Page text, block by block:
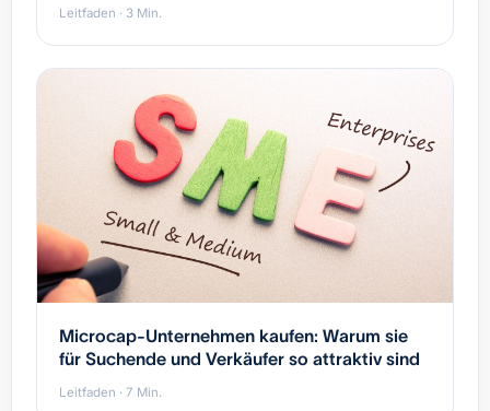
Leitfaden · 3 Min.
Microcap-Unternehmen kaufen: Warum sie
für Suchende und Verkäufer so attraktiv sind
Leitfaden · 7 Min.